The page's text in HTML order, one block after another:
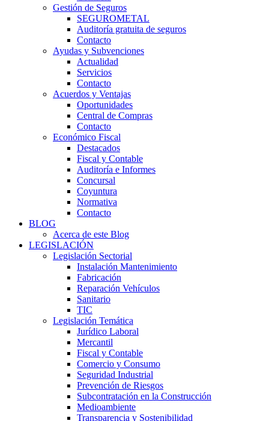
Gestión de Seguros
SEGUROMETAL
Auditoría gratuita de seguros
Contacto
Ayudas y Subvenciones
Actualidad
Servicios
Contacto
Acuerdos y Ventajas
Oportunidades
Central de Compras
Contacto
Económico Fiscal
Destacados
Fiscal y Contable
Auditoría e Informes
Concursal
Coyuntura
Normativa
Contacto
BLOG
Acerca de este Blog
LEGISLACIÓN
Legislación Sectorial
Instalación Mantenimiento
Fabricación
Reparación Vehículos
Sanitario
TIC
Legislación Temática
Jurídico Laboral
Mercantil
Fiscal y Contable
Comercio y Consumo
Seguridad Industrial
Prevención de Riesgos
Subcontratación en la Construcción
Medioambiente
Transparencia y Sostenibilidad